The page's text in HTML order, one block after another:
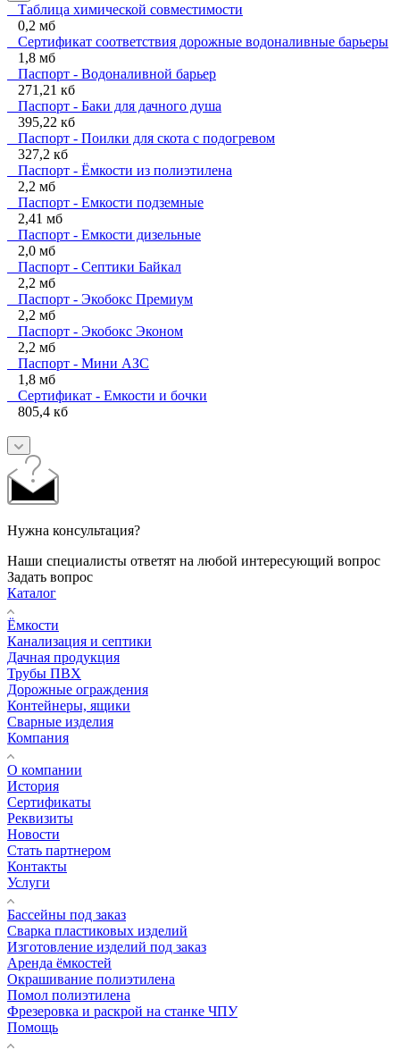
Таблица химической совместимости
0,2 мб
Сертификат соответствия дорожные водоналивные барьеры
1,8 мб
Паспорт - Водоналивной барьер
271,21 кб
Паспорт - Баки для дачного душа
395,22 кб
Паспорт - Поилки для скота с подогревом
327,2 кб
Паспорт - Ёмкости из полиэтилена
2,2 мб
Паспорт - Емкости подземные
2,41 мб
Паспорт - Емкости дизельные
2,0 мб
Паспорт - Септики Байкал
2,2 мб
Паспорт - Экобокс Премиум
2,2 мб
Паспорт - Экобокс Эконом
2,2 мб
Паспорт - Мини АЗС
1,8 мб
Сертификат - Емкости и бочки
805,4 кб
Нужна консультация?
Наши специалисты ответят на любой интересующий вопрос
Задать вопрос
Каталог
Ёмкости
Канализация и септики
Дачная продукция
Трубы ПВХ
Дорожные ограждения
Контейнеры, ящики
Сварные изделия
Компания
О компании
История
Сертификаты
Реквизиты
Новости
Стать партнером
Контакты
Услуги
Бассейны под заказ
Сварка пластиковых изделий
Изготовление изделий под заказ
Аренда ёмкостей
Окрашивание полиэтилена
Помол полиэтилена
Фрезеровка и раскрой на станке ЧПУ
Помощь